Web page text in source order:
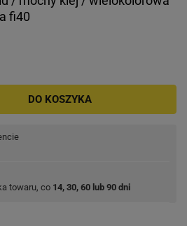
fi40
DO KOSZYKA
towaru, co 14, 30, 60 lub 90 dni